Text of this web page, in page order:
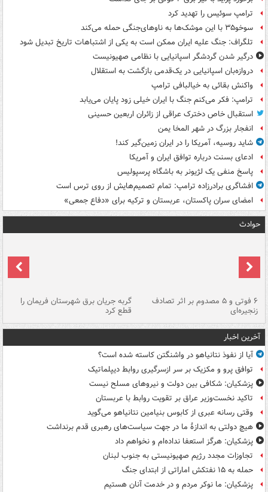
ترامپ سوئیس را تهدید کرد
سوخو۳۵ با این موشک‌ها به ناوهای‌جنگی حمله می‌کند
تلگراف: جنگ علیه ایران ممکن است به یکی از اشتباهات تاریخ تبدیل شود
درگیر شدن گردشگر اسپانیایی با نظامی صهیونیست
دروازه‌بان اسپانیایی در یک‌قدمی بازگشت به استقلال
واکنش بقائی به خیالبافی ترامپ
ترامپ: فکر می‌کنم جنگ با ایران خیلی زود پایان می‌یابد
استقبال خاص دخترک عراقی از زائران اربعین حسینی
انفجار بزرگ در شهر المخا یمن
شاید روسیه، آمریکا را در ایران زمین‌گیر کند!
ادعای بسنت درباره توافق ایران و آمریکا
پاسخ منفی یک لژیونر به باشگاه پرسپولیس
افشاگری برادرزاده ترامپ: تمام تصمیم‌هایش از روی ترس است
امضای سران پاکستان، عربستان و ترکیه برای «دفاع جمعی»
حوادث
۶ فوتی و ۵ مصدوم بر اثر تصادف
زنجیره‌ای
گربه جریان برق شهرستان فریمان را
قطع کرد
آخرین اخبار
آیا از نفوذ نتانیاهو در واشنگتن کاسته شده است؟
توافق پرو و مکزیک بر سر ازسرگیری روابط دیپلماتیک
پزشکیان: شکافی بین دولت و نیروهای مسلح نیست
تاکید نخست‌وزیر عراق بر تقویت روابط با عربستان
وقتی رسانه عبری از کابوس بنیامین نتانیاهو می‌گوید
هیچ دولتی به اندازۀ ما در جهت سیاست‌های رهبری قدم برنداشت
پزشکیان: هرگز استعفا نداده‌ام و نخواهم داد
تجاوزات مجدد رژیم صهیونیستی به جنوب لبنان
حمله به ۱۵ نفتکش‌ اماراتی از ابتدای جنگ
پزشکیان: ما نوکر مردم و در خدمت آنان هستیم